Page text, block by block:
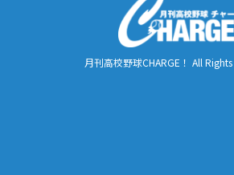
月刊高校野球CHARGE！ All